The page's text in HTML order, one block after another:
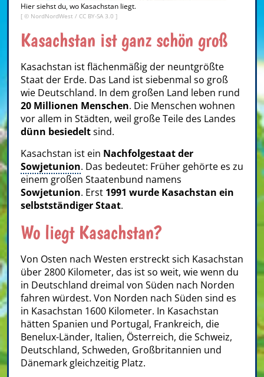
Hier siehst du, wo Kasachstan liegt.
[ © NordNordWest / CC BY-SA 3.0 ]
Kasachstan ist ganz schön groß
Kasachstan ist flächenmäßig der neuntgrößte
Staat der Erde. Das Land ist siebenmal so groß
wie Deutschland. In dem großen Land leben rund
20 Millionen Menschen. Die Menschen wohnen
vor allem in Städten, weil große Teile des Landes
dünn besiedeltsind.
Kasachstan ist ein Nachfolgestaat der
Sowjetunion. Das bedeutet: Früher gehörte es zu
einem großen Staatenbund namens
Sowjetunion. Erst 1991 wurde Kasachstan ein
selbstständiger Staat.
Wo liegt Kasachstan?
Von Osten nach Westen erstreckt sich Kasachstan
über 2800 Kilometer, das ist so weit, wie wenn du
in Deutschland dreimal von Süden nach Norden
fahren würdest. Von Norden nach Süden sind es
in Kasachstan 1600 Kilometer. In Kasachstan
hätten Spanien und Portugal, Frankreich, die
Benelux-Länder, Italien, Österreich, die Schweiz,
Deutschland, Schweden, Großbritannien und
Dänemark gleichzeitig Platz.